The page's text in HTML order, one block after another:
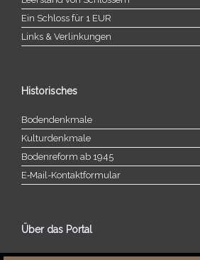
Ein Schloss für 1 EUR
Links & Verlinkungen
Historisches
Bodendenkmale
Kulturdenkmale
Bodenreform ab 1945
E‑Mail-​​Kontaktformular
Über das Portal
Über dieses Portal